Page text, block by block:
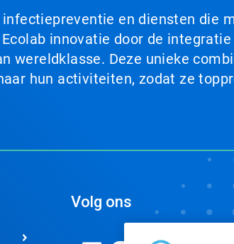
en diensten die
innovatie door de
wereldklasse. Deze unieke
hun activiteiten, zodat ze
Volg ons